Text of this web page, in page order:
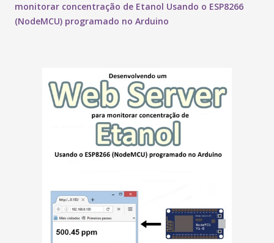
monitorar concentração de Etanol Usando o ESP8266
(NodeMCU) programado no Arduino